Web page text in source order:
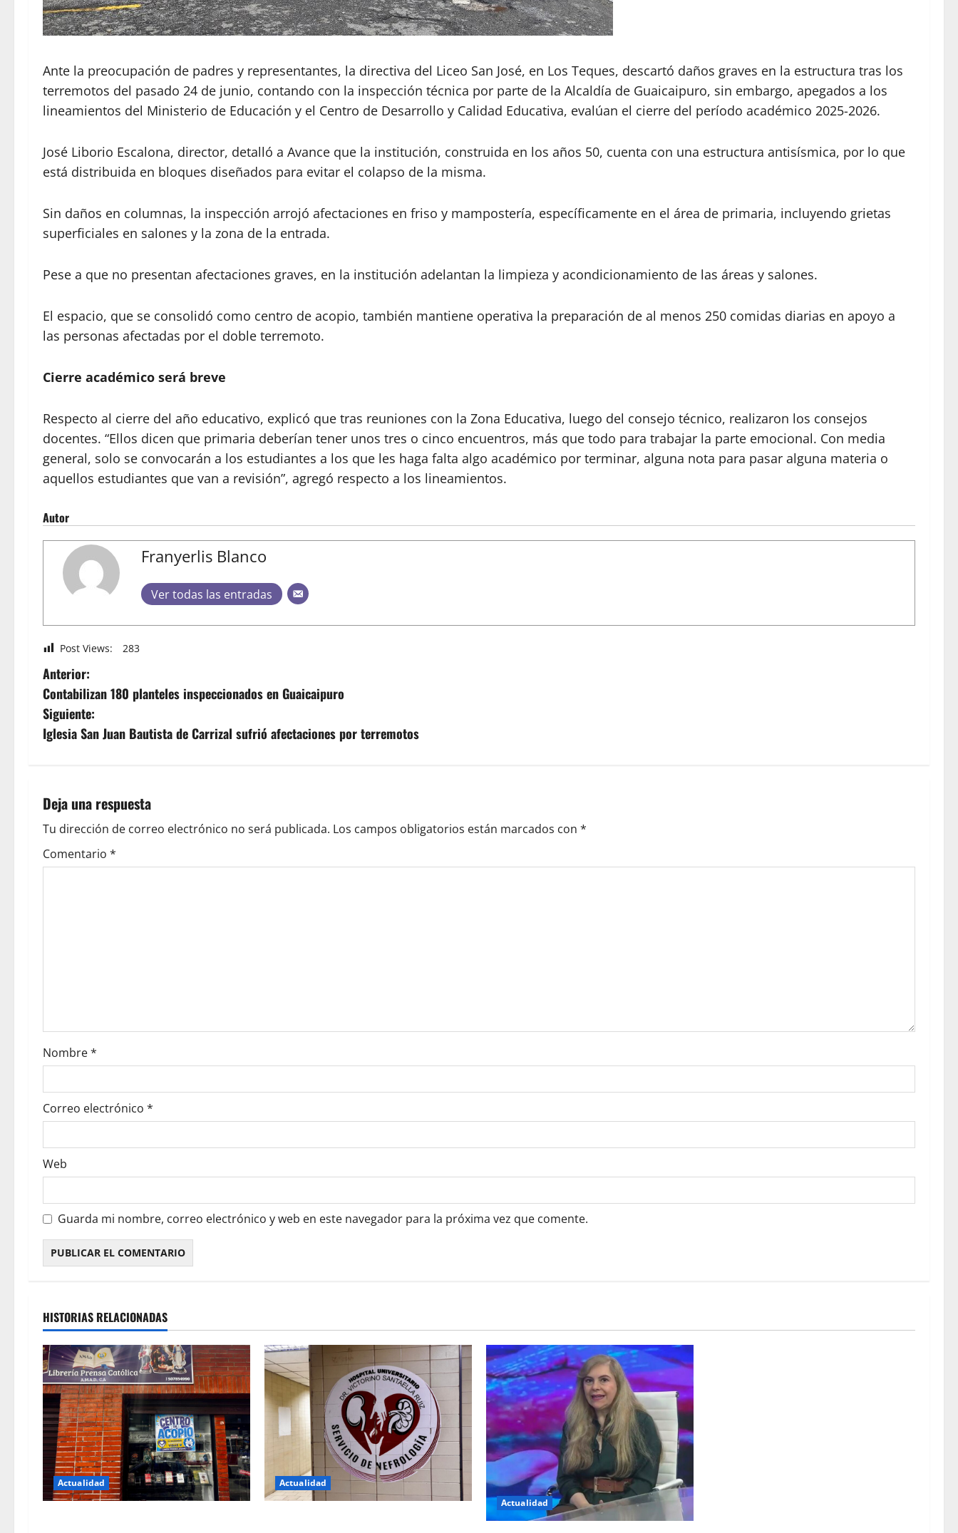
Ante la preocupación de padres y representantes, la directiva del Liceo San José, en Los Teques, descartó daños graves en la estructura tras los
terremotos del pasado 24 de junio, contando con la inspección técnica por parte de la Alcaldía de Guaicaipuro, sin embargo, apegados a los
lineamientos del Ministerio de Educación y el Centro de Desarrollo y Calidad Educativa, evalúan el cierre del período académico 2025-2026.
José Liborio Escalona, director, detalló a Avance que la institución, construida en los años 50, cuenta con una estructura antisísmica, por lo que
está distribuida en bloques diseñados para evitar el colapso de la misma.
Sin daños en columnas, la inspección arrojó afectaciones en friso y mampostería, específicamente en el área de primaria, incluyendo grietas
superficiales en salones y la zona de la entrada.
Pese a que no presentan afectaciones graves, en la institución adelantan la limpieza y acondicionamiento de las áreas y salones.
El espacio, que se consolidó como centro de acopio, también mantiene operativa la preparación de al menos 250 comidas diarias en apoyo a
las personas afectadas por el doble terremoto.
Cierre académico será breve
Respecto al cierre del año educativo, explicó que tras reuniones con la Zona Educativa, luego del consejo técnico, realizaron los consejos
docentes. “Ellos dicen que primaria deberían tener unos tres o cinco encuentros, más que todo para trabajar la parte emocional. Con media
general, solo se convocarán a los estudiantes a los que les haga falta algo académico por terminar, alguna nota para pasar alguna materia o
aquellos estudiantes que van a revisión”, agregó respecto a los lineamientos.
Autor
Franyerlis Blanco
Ver todas las entradas
Post Views: 283
Anterior:
Contabilizan 180 planteles inspeccionados en Guaicaipuro
Siguiente:
Iglesia San Juan Bautista de Carrizal sufrió afectaciones por terremotos
Deja una respuesta
Tu dirección de correo electrónico no será publicada. Los campos obligatorios están marcados con *
Comentario *
Nombre*
Correo electrónico *
Web
Guarda mi nombre, correo electrónico y web en este navegador para la próxima vez que comente.
HISTORIAS RELACIONADAS
Actualidad Actualidad
Actualidad